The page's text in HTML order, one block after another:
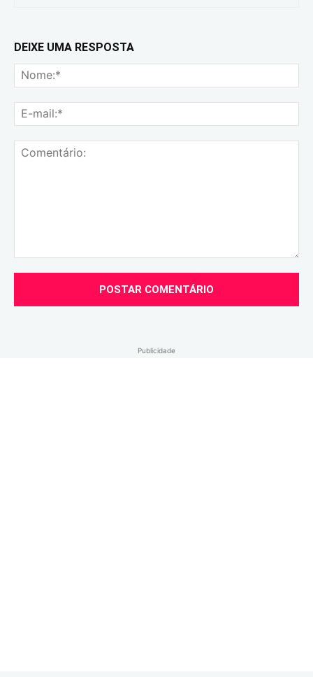
DEIXE UMA RESPOSTA
Publicidade